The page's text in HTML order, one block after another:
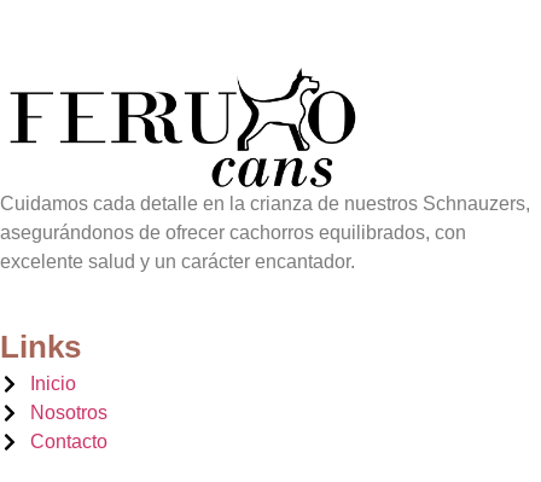
Cuidamos cada detalle en la crianza de nuestros Schnauzers,
asegurándonos de ofrecer cachorros equilibrados, con
excelente salud y un carácter encantador.
Links
Inicio
Nosotros
Contacto